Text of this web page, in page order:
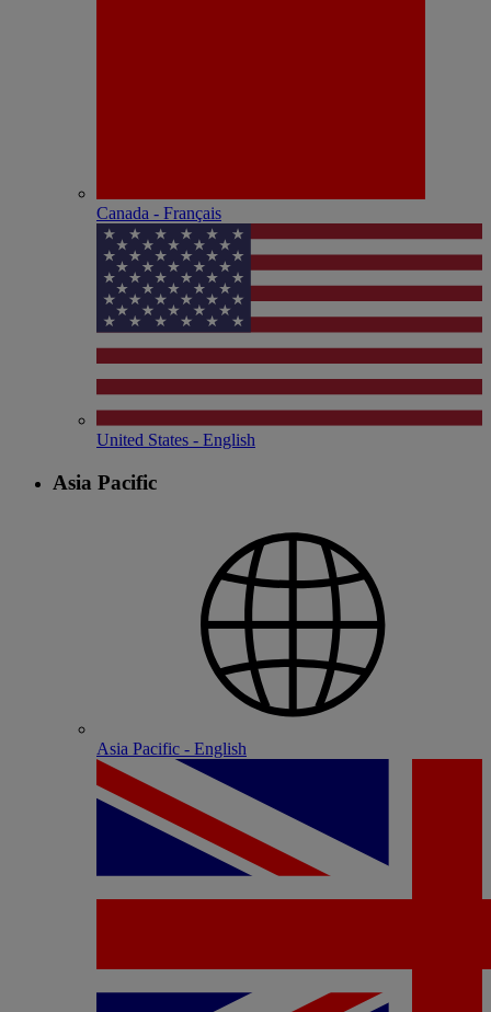
Canada - Français
United States - English
Asia Pacific
Asia Pacific - English